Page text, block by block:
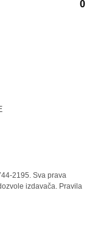
0
2195. Sva prava
izdavača. Pravila